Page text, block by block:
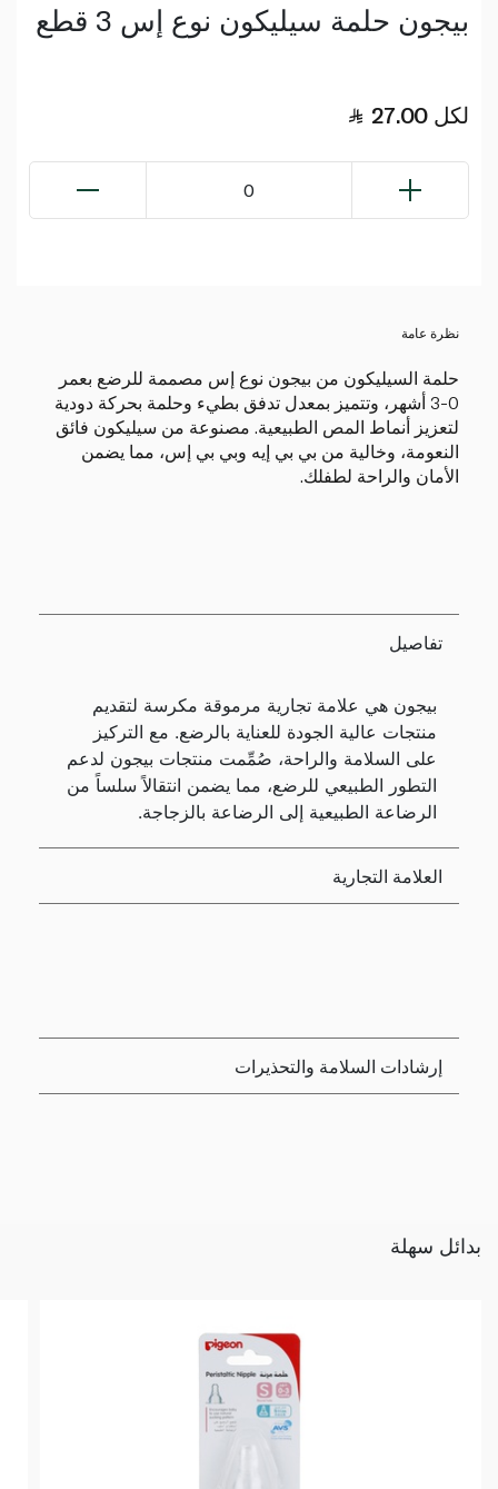
بيجون حلمة سيليكون نوع إس 3 قطع
27.00 لكل
0
نظرة عامة
حلمة السيليكون من بيجون نوع إس مصممة للرضع بعمر
0-3 أشهر، وتتميز بمعدل تدفق بطيء وحلمة بحركة دودية
لتعزيز أنماط المص الطبيعية. مصنوعة من سيليكون فائق
النعومة، وخالية من بي بي إيه وبي بي إس، مما يضمن
الأمان والراحة لطفلك.
تفاصيل
بيجون هي علامة تجارية مرموقة مكرسة لتقديم
منتجات عالية الجودة للعناية بالرضع. مع التركيز
على السلامة والراحة، صُمِّمت منتجات بيجون لدعم
التطور الطبيعي للرضع، مما يضمن انتقالاً سلساً من
الرضاعة الطبيعية إلى الرضاعة بالزجاجة.
العلامة التجارية
إرشادات السلامة والتحذيرات
بدائل سهلة